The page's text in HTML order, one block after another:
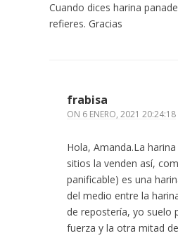
Cuando dices harina
refieres. Gracias
frabisa
ON 6 ENERO, 2021 20:24:18
Hola, Amanda.La
sitios la venden así,
panificable) es una
del medio entre la
de repostería, yo suelo
fuerza y la otra mitad